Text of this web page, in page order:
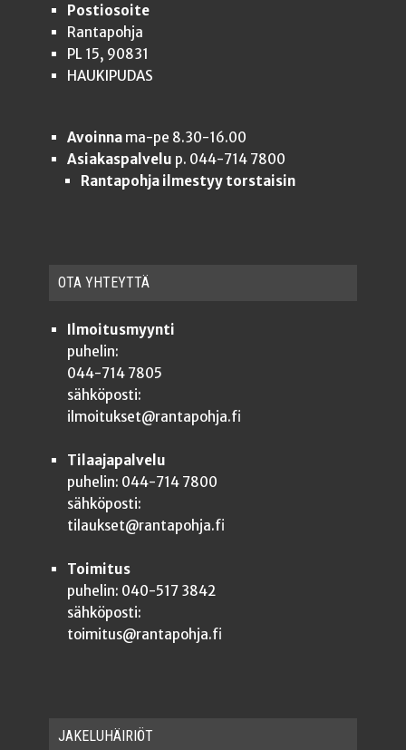
Postiosoite
Rantapohja
PL 15, 90831
HAUKIPUDAS
Avoinnama-pe 8.30-16.00
Asiakaspalvelu p. 044-714 7800
Rantapohja ilmestyy torstaisin
OTA YHTEYT­TÄ
Ilmoitusmyynti
puhelin:
044-714 7805
sähköposti:
ilmoitukset@rantapohja.fi
Tilaajapalvelu
puhelin: 044-714 7800
sähköposti:
tilaukset@rantapohja.fi
Toimitus
puhelin: 040-517 3842
sähköposti:
toimitus@rantapohja.fi
JAKE­LU­HÄI­RIÖT